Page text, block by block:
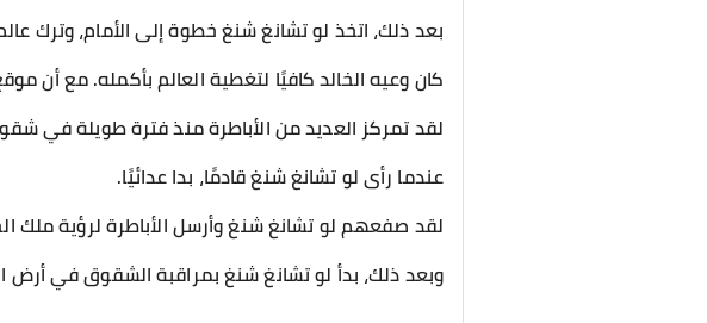
بعد ذلك، اتخذ لو تشانغ شنغ خطوة إلى الأمام، وترك
كان وعيه الخالد كافيًا لتغطية العالم بأكمله. مع أن
لقد تمركز العديد من الأباطرة منذ فترة طويلة في
عندما رأى لو تشانغ شنغ قادمًا، بدا عدائيًا.
لقد صفعهم لو تشانغ شنغ وأرسل الأباطرة لرؤية ملك
وبعد ذلك، بدأ لو تشانغ شنغ بمراقبة الشقوق في أرض